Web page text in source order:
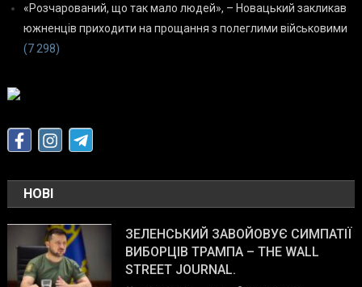
«Розчарований, що так мало людей», – Новацький закликав
южненців приходити на прощання з полеглими військовими
(7 298)
НОВІ
ЗЕЛЕНСЬКИЙ ЗАВОЙОВУЄ СИМПАТІЇ
ВИБОРЦІВ ТРАМПА – THE WALL
STREET JOURNAL.